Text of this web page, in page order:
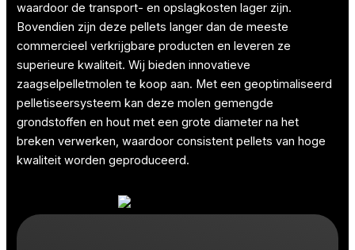
waardoor de transport- en opslagkosten lager zijn.
Bovendien zijn deze pellets langer dan de meeste
commercieel verkrijgbare producten en leveren ze
superieure kwaliteit. Wij bieden innovatieve
zaagselpelletmolen te koop aan. Met een geoptimaliseerd
pelletiseersysteem kan deze molen gemengde
grondstoffen en hout met een grote diameter na het
breken verwerken, waardoor consistent pellets van hoge
kwaliteit worden geproduceerd.